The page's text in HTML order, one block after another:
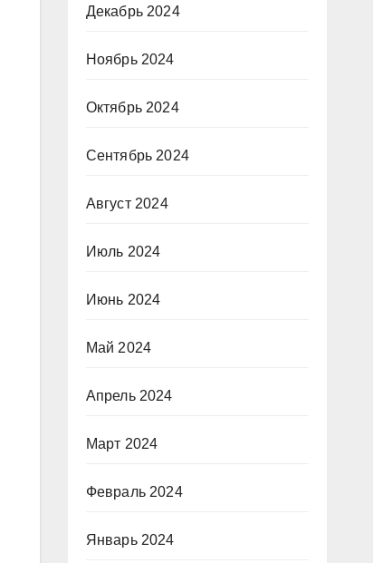
Декабрь 2024
Ноябрь 2024
Октябрь 2024
Сентябрь 2024
Август 2024
Июль 2024
Июнь 2024
Май 2024
Апрель 2024
Март 2024
Февраль 2024
Январь 2024